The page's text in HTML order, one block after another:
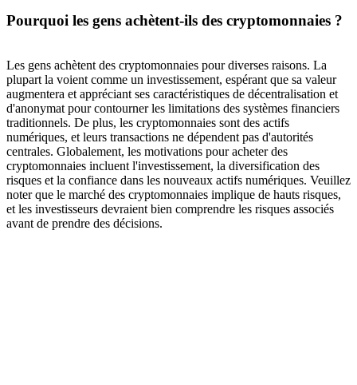
Pourquoi les gens achètent-ils des cryptomonnaies ?
Les gens achètent des cryptomonnaies pour diverses raisons. La
plupart la voient comme un investissement, espérant que sa valeur
augmentera et appréciant ses caractéristiques de décentralisation et
d'anonymat pour contourner les limitations des systèmes financiers
traditionnels. De plus, les cryptomonnaies sont des actifs
numériques, et leurs transactions ne dépendent pas d'autorités
centrales. Globalement, les motivations pour acheter des
cryptomonnaies incluent l'investissement, la diversification des
risques et la confiance dans les nouveaux actifs numériques. Veuillez
noter que le marché des cryptomonnaies implique de hauts risques,
et les investisseurs devraient bien comprendre les risques associés
avant de prendre des décisions.